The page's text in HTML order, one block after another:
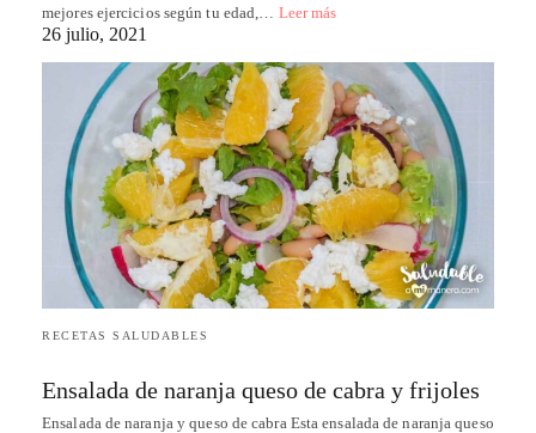
mejores ejercicios según tu edad,… Leer más
26 julio, 2021
RECETAS SALUDABLES
Ensalada de naranja queso de cabra y frijoles
Ensalada de naranja y queso de cabra Esta ensalada de naranja queso